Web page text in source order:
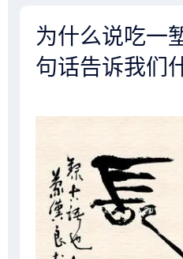
为什么说吃一
句话告诉我们